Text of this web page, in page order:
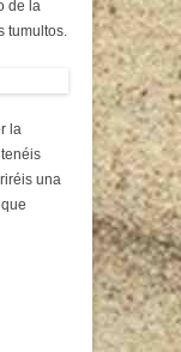
de la
tumultos.
la
una